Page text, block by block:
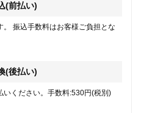
(前払い)
。 振込手数料はお客様ご負担とな
(後払い)
いください。手数料:530円(税別)